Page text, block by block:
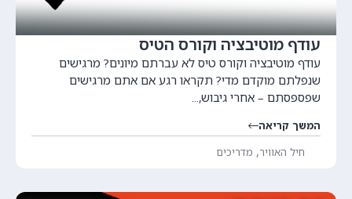
עודף מוטיבציה וקורס הטיס
עודף מוטיבציה וקורס טיס לא עברתם מיונים? מרגישים
שנפלתם מוקדם מדי? תקראו רגע אם אתם מרגישים
שפספסתם – אחרי גיבוש,...
המשך קריאה
חיל האוויר, מדריכים